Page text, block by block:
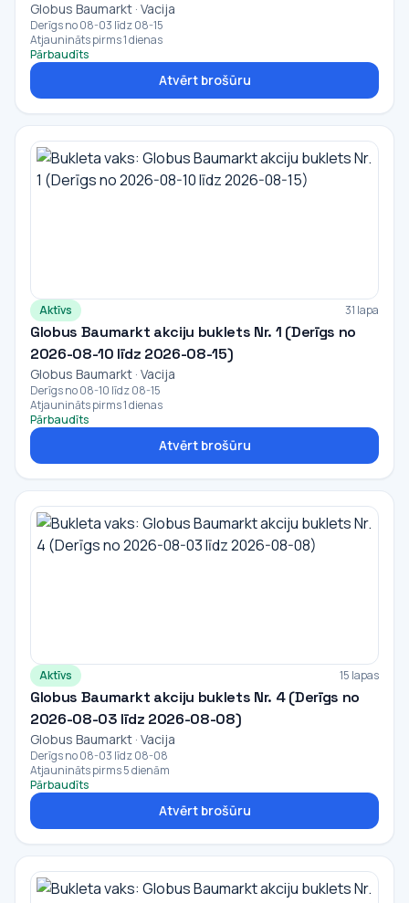
Globus Baumarkt · Vacija
Derīgs no 08-03 līdz 08-15
Atjaunināts pirms 1 dienas
Pārbaudīts
Atvērt brošūru
Aktīvs 31 lapa
Globus Baumarkt akciju buklets Nr. 1 (Derīgs no
2026-08-10 līdz 2026-08-15)
Globus Baumarkt · Vacija
Derīgs no 08-10 līdz 08-15
Atjaunināts pirms 1 dienas
Pārbaudīts
Atvērt brošūru
Aktīvs 15 lapas
Globus Baumarkt akciju buklets Nr. 4 (Derīgs no
2026-08-03 līdz 2026-08-08)
Globus Baumarkt · Vacija
Derīgs no 08-03 līdz 08-08
Atjaunināts pirms 5 dienām
Pārbaudīts
Atvērt brošūru